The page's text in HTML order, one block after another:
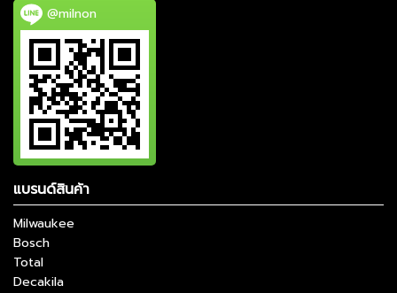
@milnon
แบรนด์สินค้า
Milwaukee
Bosch
Total
Decakila